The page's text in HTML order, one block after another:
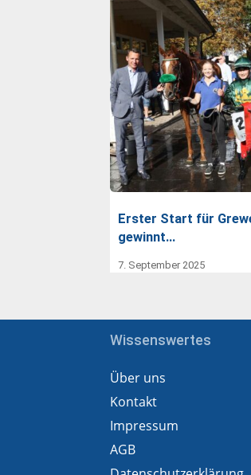
Erster Start für
gewinnt…
7. September 2025
Wissenswertes
Über uns
Kontakt
Impressum
AGB